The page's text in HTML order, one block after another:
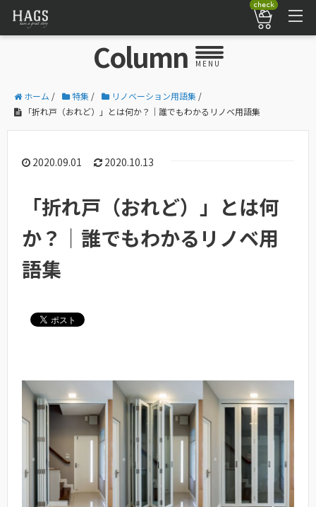
check
Column MENU
ホーム / 特集 / リノベーション用語集 /
「折れ戸（おれど）」とは何か？｜誰でもわかるリノベ用語集
2020.09.01 2020.10.13
「折れ戸（おれど）」とは何
か？｜誰でもわかるリノベ用
語集